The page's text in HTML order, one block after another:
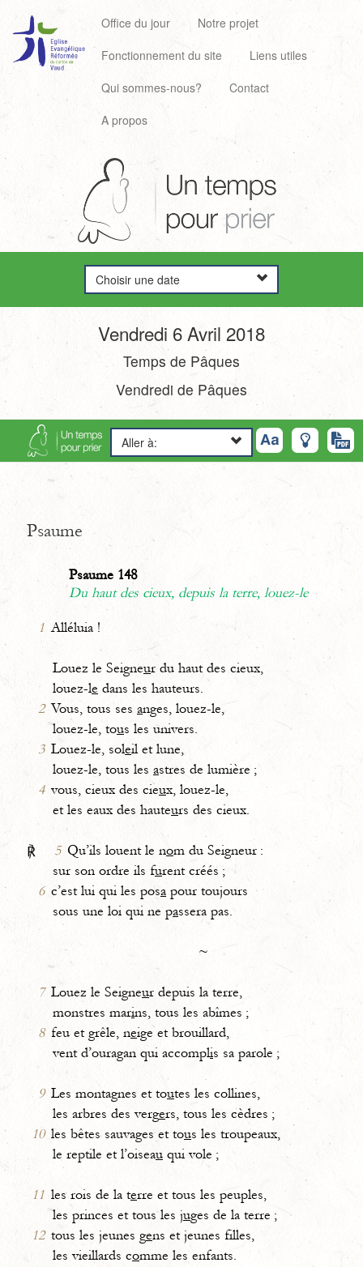
Office du jour
Notre projet
Fonctionnement du site
Liens utiles
Qui sommes-nous?
Contact
A propos
Choisir une date
Vendredi 6 Avril 2018
Temps de Pâques
Vendredi de Pâques
Aller à:
Psaume
Psaume 148
Du haut des cieux, depuis la terre, louez-le
1 Alléluia !
Louez le Seigneur du haut des cieux,
louez-le dans les hauteurs.
2 Vous, tous ses anges, louez-le,
louez-le, tous les univers.
3 Louez-le, soleil et lune,
louez-le, tous les astres de lumière ;
4 vous, cieux des cieux, louez-le,
et les eaux des hauteurs des cieux.
℟ 5 Qu’ils louent le nom du Seigneur :
sur son ordre ils furent créés ;
6 c’est lui qui les posapour toujours
sous une loi qui ne passera pas.
~
7 Louez le Seigneur depuis la terre,
monstres marins, tous les abîmes ;
8 feu et grêle, neige et brouillard,
vent d’ouragan qui accomplis sa parole ;
9 Les montagnes et toutes les collines,
les arbres des vergers, tous les cèdres ;
10 les bêtes sauvages et tous les troupeaux,
le reptile et l’oiseau qui vole ;
11 les rois de la terre et tous les peuples,
les princes et tous les juges de la terre ;
12 tous les jeunes gens et jeunes filles,
les vieillards comme les enfants.